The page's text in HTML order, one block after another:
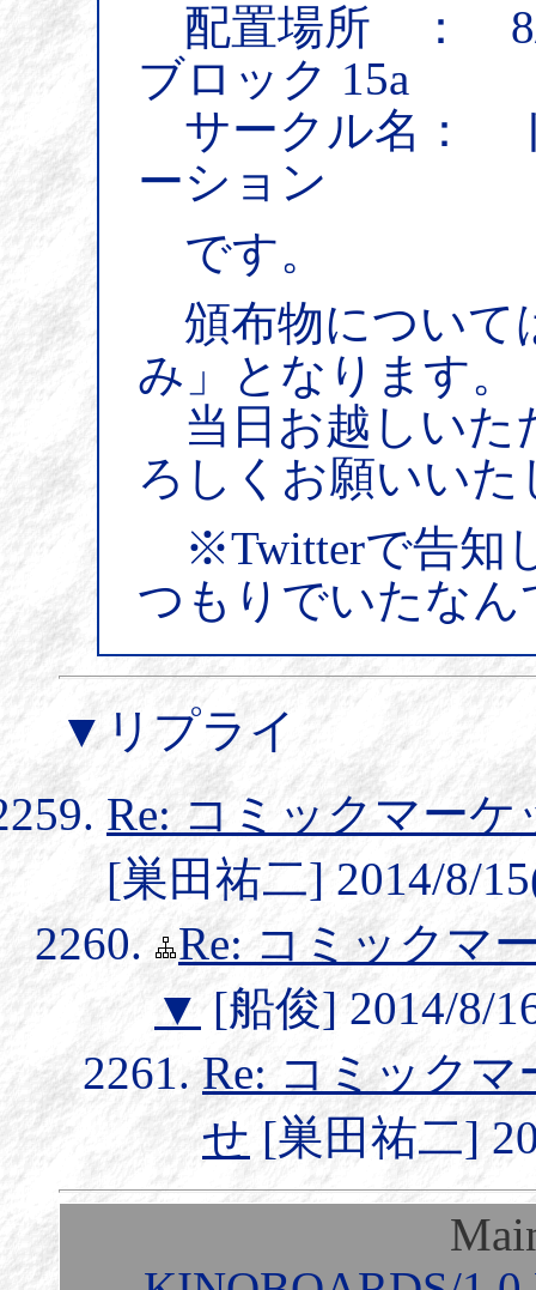
配置場所 ： 8/
ブロック 15a
サークル名：
ーション
です。
頒布物について
み」となります。
当日お越しいた
ろしくお願いいた
※Twitterで告知
つもりでいたな
▼リプライ
Re: コミックマー
[巣田祐二] 2014/8/
Re: コミックマ
▼ [船俊] 2014/8/
Re: コミック
せ [巣田祐二]